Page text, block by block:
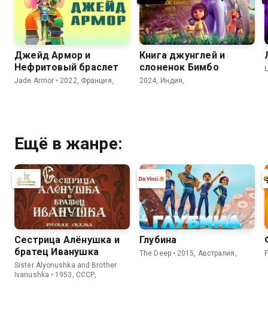
Джейд Армор и
Нефритовый браслет
Jade Armor • 2022, Франция,
Книга джунглей и
слоненок Бимбо
2024, Индия,
Ещё в жанре:
Сестрица Алёнушка и
братец Иванушка
Sister Alyonushka and Brother
Ivanushka • 1953, СССР,
Глубина
The Deep • 2015, Австралия,